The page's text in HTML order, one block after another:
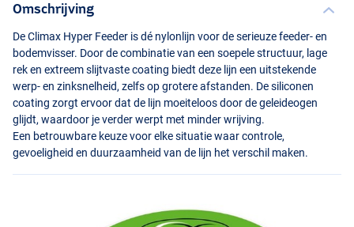
Omschrijving
De Climax Hyper Feeder is dé nylonlijn voor de serieuze feeder- en
bodemvisser. Door de combinatie van een soepele structuur, lage
rek en extreem slijtvaste coating biedt deze lijn een uitstekende
werp- en zinksnelheid, zelfs op grotere afstanden. De siliconen
coating zorgt ervoor dat de lijn moeiteloos door de geleideogen
glijdt, waardoor je verder werpt met minder wrijving.
Een betrouwbare keuze voor elke situatie waar controle,
gevoeligheid en duurzaamheid van de lijn het verschil maken.